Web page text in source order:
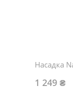
Насадка
1 249 ₴